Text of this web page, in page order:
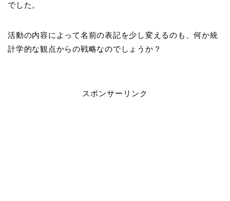
でした。
活動の内容によって名前の表記を少し変えるのも、何か統
計学的な観点からの戦略なのでしょうか？
スポンサーリンク